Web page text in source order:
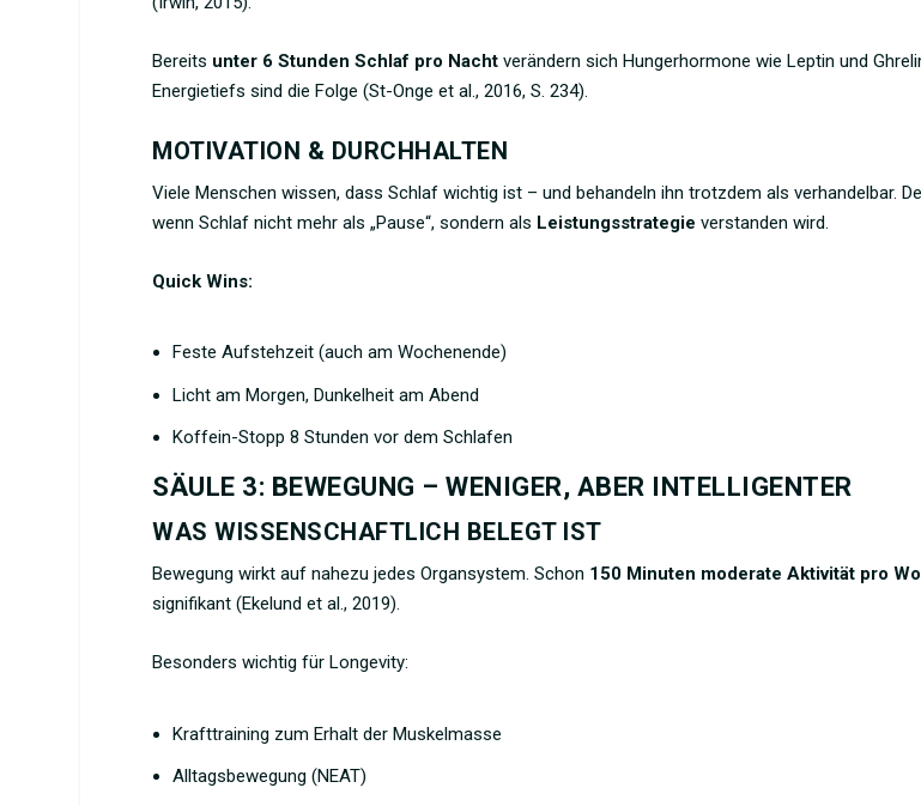
Bereits unter 6 Stunden Schlaf pro Nacht verändern sich Hungerhormone wie Leptin und
Energietiefs sind die Folge (St-Onge et al., 2016, S. 234).
MOTIVATION & DURCHHALTEN
Viele Menschen wissen, dass Schlaf wichtig ist – und behandeln ihn trotzdem als verhandelbar.
wenn Schlaf nicht mehr als „Pause“, sondern als Leistungsstrategie verstanden wird.
Quick Wins:
Feste Aufstehzeit (auch am Wochenende)
Licht am Morgen, Dunkelheit am Abend
Koffein-Stopp 8 Stunden vor dem Schlafen
SÄULE 3: BEWEGUNG – WENIGER, ABER INTELLIGENTER
WAS WISSENSCHAFTLICH BELEGT IST
Bewegung wirkt auf nahezu jedes Organsystem. Schon 150 Minuten moderate Aktivität pro
signifikant (Ekelund et al., 2019).
Besonders wichtig für Longevity:
Krafttraining zum Erhalt der Muskelmasse
Alltagsbewegung (NEAT)